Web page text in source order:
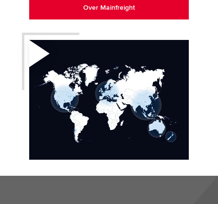
Over Mainfreight